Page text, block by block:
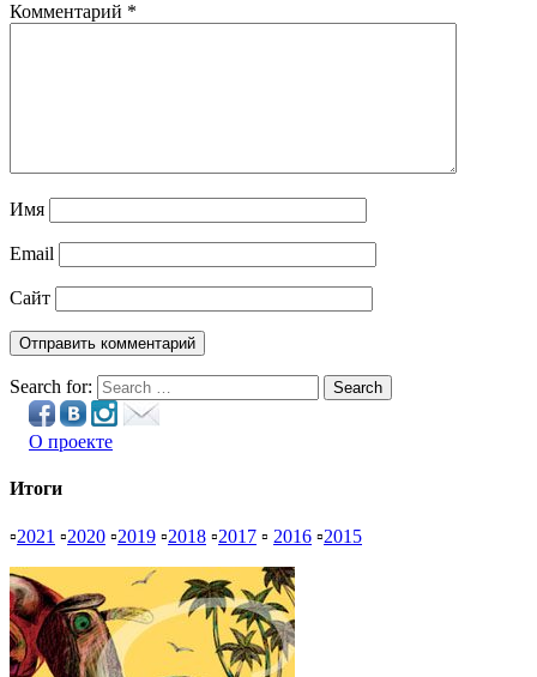
Комментарий *
Имя
Email
Сайт
Search for: Search
О проекте
Итоги
▫2021 ▫2020 ▫2019 ▫2018 ▫2017 ▫ 2016 ▫2015